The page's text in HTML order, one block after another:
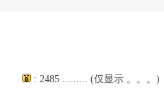
: 2485 ......... (仅显示 。。。)